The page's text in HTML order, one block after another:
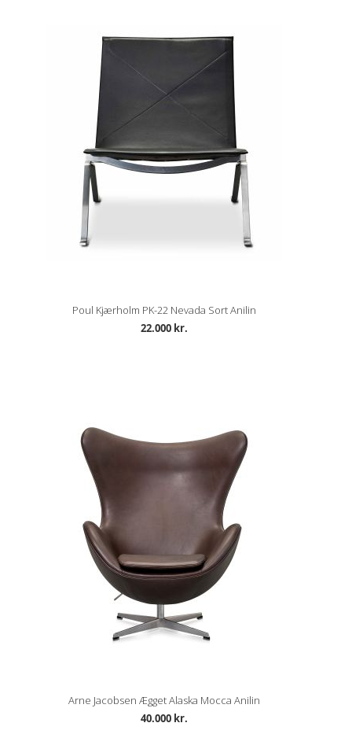
Poul Kjærholm PK-22 Nevada Sort Anilin
22.000 kr.
Arne Jacobsen Ægget Alaska Mocca Anilin
40.000 kr.